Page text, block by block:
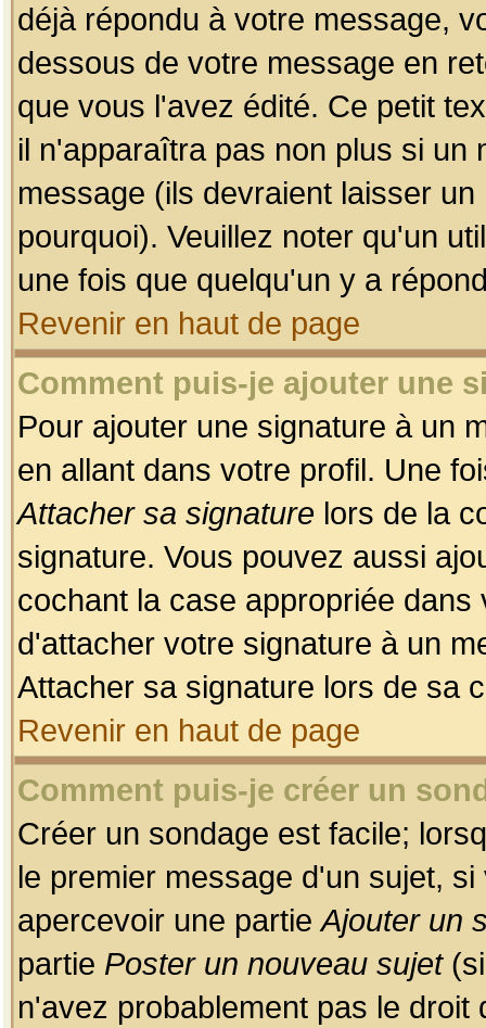
déjà répondu à votre message,
dessous de votre message en
que vous l'avez édité. Ce petit
il n'apparaîtra pas non plus si un
message (ils devraient laisser
pourquoi). Veuillez noter qu'un
une fois que quelqu'un y a
Revenir en haut de page
Comment puis-je ajouter une
Pour ajouter une signature à un
en allant dans votre profil. Une
Attacher sa signature lors de la
signature. Vous pouvez aussi
cochant la case appropriée
d'attacher votre signature à un
Attacher sa signature lors de sa
Revenir en haut de page
Comment puis-je créer un
Créer un sondage est facile;
le premier message d'un sujet,
apercevoir une partieAjouter un
partie Poster un nouveau sujet(si
n'avez probablement pas le